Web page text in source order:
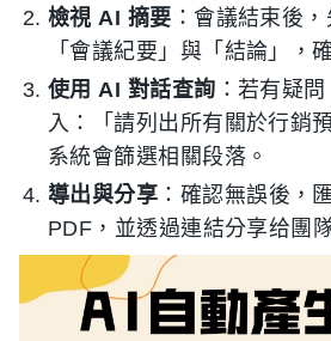
檢視 AI 摘要 ：會議結束後
「會議紀要」與「結論」，
使用 AI 對話查詢 ：若有疑
入：「請列出所有關於行銷
系統會篩選相關段落。
導出與分享 ：確認無誤後，
PDF，並透過連結分享给團